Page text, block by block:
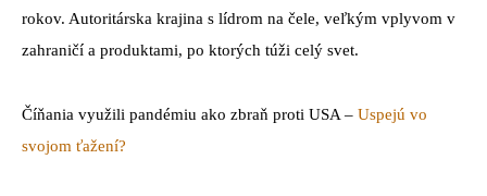
rokov. Autoritárska krajina s lídrom na čele, veľkým vplyvom v
zahraničí a produktami, po ktorých túži celý svet.
Číňania využili pandémiu ako zbraň proti USA – Uspejú vo
svojom ťažení?